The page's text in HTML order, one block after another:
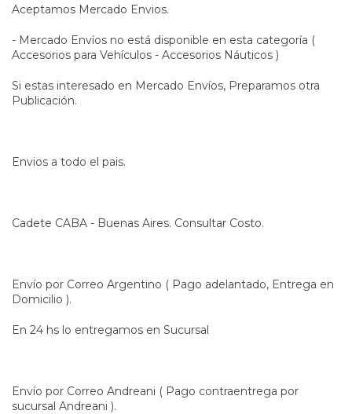
Aceptamos Mercado Envios.
- Mercado Envíos no está disponible en esta categoría (
Accesorios para Vehículos - Accesorios Náuticos )
Si estas interesado en Mercado Envíos, Preparamos otra
Publicación.
Envios a todo el pais.
Cadete CABA - Buenas Aires. Consultar Costo.
Envío por Correo Argentino ( Pago adelantado, Entrega en
Domicilio ).
En 24 hs lo entregamos en Sucursal
Envío por Correo Andreani ( Pago contraentrega por
sucursal Andreani ).